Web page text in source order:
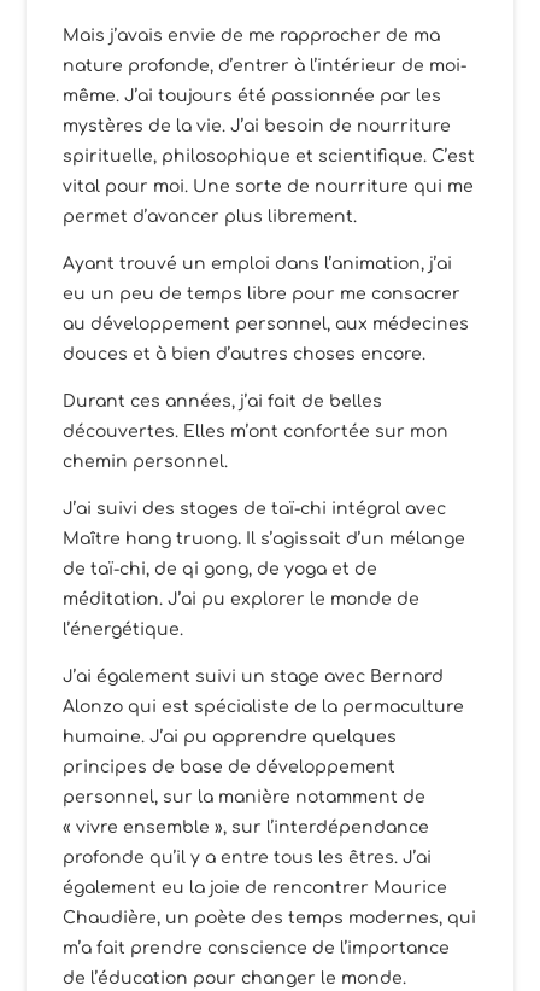
Mais j’avais envie de me rapprocher de ma
nature profonde, d’entrer à l’intérieur de moi-
même. J’ai toujours été passionnée par les
mystères de la vie. J’ai besoin de nourriture
spirituelle, philosophique et scientifique. C’est
vital pour moi. Une sorte de nourriture qui me
permet d’avancer plus librement.
Ayant trouvé un emploi dans l’animation, j’ai
eu un peu de temps libre pour me consacrer
au développement personnel, aux médecines
douces et à bien d’autres choses encore.
Durant ces années, j’ai fait de belles
découvertes. Elles m’ont confortée sur mon
chemin personnel.
J’ai suivi des stages de taï-chi intégral avec
Maître hang truong. Il s’agissait d’un mélange
de taï-chi, de qi gong, de yoga et de
méditation. J’ai pu explorer le monde de
l’énergétique.
J’ai également suivi un stage avec Bernard
Alonzo qui est spécialiste de la permaculture
humaine. J’ai pu apprendre quelques
principes de base de développement
personnel, sur la manière notamment de
« vivre ensemble », sur l’interdépendance
profonde qu’il y a entre tous les êtres. J’ai
également eu la joie de rencontrer Maurice
Chaudière, un poète des temps modernes, qui
m’a fait prendre conscience de l’importance
de l’éducation pour changer le monde.